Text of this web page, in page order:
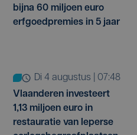
bijna 60 miljoen euro
erfgoedpremies in 5 jaar
di 4 augustus | 07:48
Vlaanderen investeert
1,13 miljoen euro in
restauratie van Ieperse